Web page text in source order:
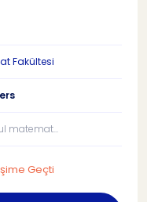
Fakültesi
matemat...
Geçti